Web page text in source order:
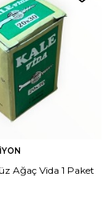
Ağaç Vida 1 Paket